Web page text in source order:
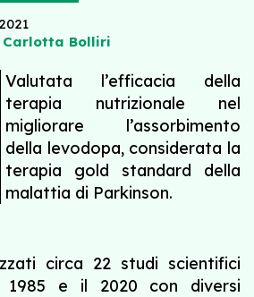
Carlotta Bolliri
Valutata l’efficacia della
terapia nutrizionale nel
migliorare l’assorbimento
della levodopa, considerata la
terapia gold standard della
malattia di Parkinson.
circa 22 studi scientifici
e il 2020 con diversi